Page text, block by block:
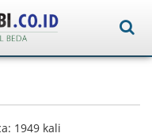
1949 kali